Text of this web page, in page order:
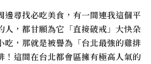
邊尋找必吃美食，有一間連我這個平
人，都甘願為它「直接破戒」大快朵
吃，那就是被譽為「台北最強的雞排
！這間在台北都會區擁有極高人氣的